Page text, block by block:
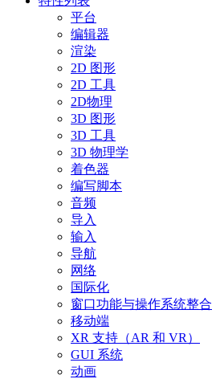
平台
编辑器
渲染
2D 图形
2D 工具
2D物理
3D 图形
3D 工具
3D 物理学
着色器
编写脚本
音频
导入
输入
导航
网络
国际化
窗口功能与操作系统整合
移动端
XR 支持（AR 和 VR）
GUI 系统
动画